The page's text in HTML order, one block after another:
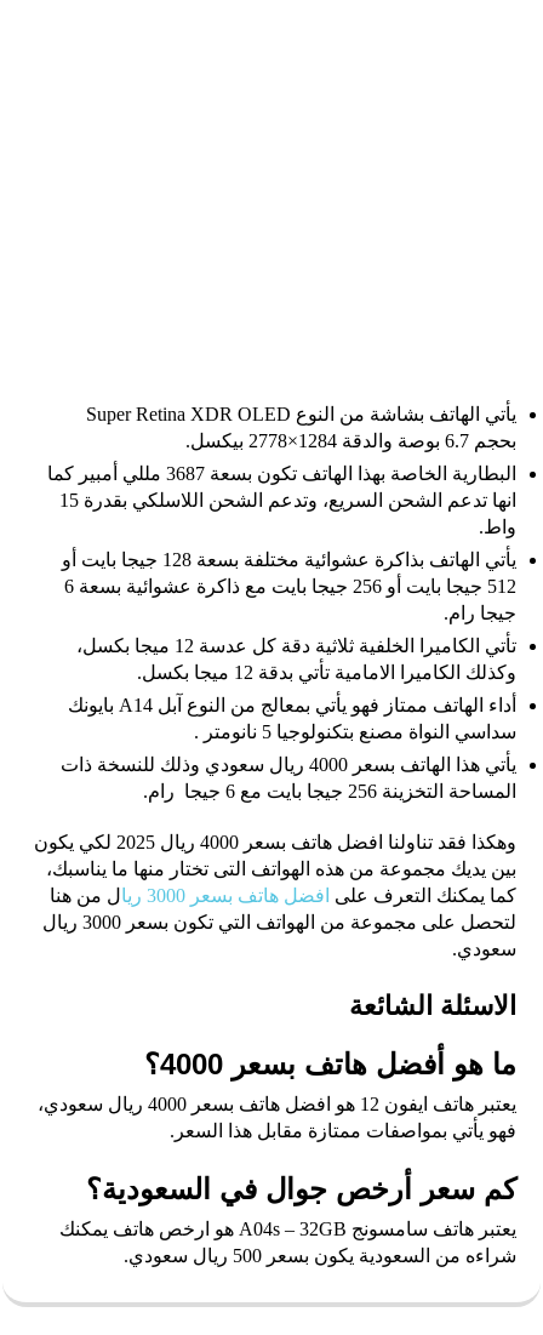
يأتي الهاتف بشاشة من النوع Super Retina XDR OLED
بحجم 6.7 بوصة والدقة 1284×2778 بيكسل.
البطارية الخاصة بهذا الهاتف تكون بسعة 3687 مللي أمبير كما
انها تدعم الشحن السريع، وتدعم الشحن اللاسلكي بقدرة 15
واط.
يأتي الهاتف بذاكرة عشوائية مختلفة بسعة 128 جيجا بايت أو
512 جيجا بايت أو 256 جيجا بايت مع ذاكرة عشوائية بسعة 6
جيجا رام.
تأتي الكاميرا الخلفية ثلاثية دقة كل عدسة 12 ميجا بكسل،
وكذلك الكاميرا الامامية تأتي بدقة 12 ميجا بكسل.
أداء الهاتف ممتاز فهو يأتي بمعالج من النوع آبل A14 بايونك
سداسي النواة مصنع بتكنولوجيا 5 نانومتر .
يأتي هذا الهاتف بسعر 4000 ريال سعودي وذلك للنسخة ذات
المساحة التخزينة 256 جيجا بايت مع 6 جيجا رام.
وهكذا فقد تناولنا افضل هاتف بسعر 4000 ريال 2025 لكي يكون
بين يديك مجموعة من هذه الهواتف التى تختار منها ما يناسبك،
كما يمكنك التعرف على افضل هاتف بسعر 3000 ريا ل من هنا
لتحصل على مجموعة من الهواتف التي تكون بسعر 3000 ريال
سعودي.
الاسئلة الشائعة
ما هو أفضل هاتف بسعر 4000؟
يعتبر هاتف ايفون 12 هو افضل هاتف بسعر 4000 ريال سعودي،
فهو يأتي بمواصفات ممتازة مقابل هذا السعر.
كم سعر أرخص جوال في السعودية؟
يعتبر هاتف سامسونج A04s – 32GB هو ارخص هاتف يمكنك
شراءه من السعودية يكون بسعر 500 ريال سعودي.